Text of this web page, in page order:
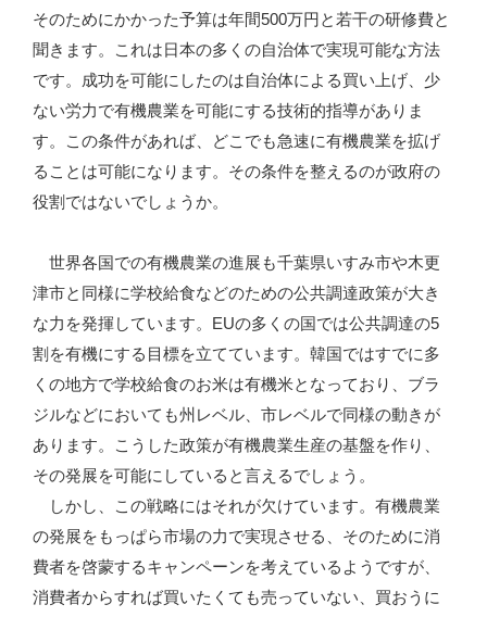
そのためにかかった予算は年間500万円と若干の研修費と
聞きます。これは日本の多くの自治体で実現可能な方法
です。成功を可能にしたのは自治体による買い上げ、少
ない労力で有機農業を可能にする技術的指導がありま
す。この条件があれば、どこでも急速に有機農業を拡げ
ることは可能になります。その条件を整えるのが政府の
役割ではないでしょうか。
世界各国での有機農業の進展も千葉県いすみ市や木更
津市と同様に学校給食などのための公共調達政策が大き
な力を発揮しています。EUの多くの国では公共調達の5
割を有機にする目標を立てています。韓国ではすでに多
くの地方で学校給食のお米は有機米となっており、ブラ
ジルなどにおいても州レベル、市レベルで同様の動きが
あります。こうした政策が有機農業生産の基盤を作り、
その発展を可能にしていると言えるでしょう。
しかし、この戦略にはそれが欠けています。有機農業
の発展をもっぱら市場の力で実現させる、そのために消
費者を啓蒙するキャンペーンを考えているようですが、
消費者からすれば買いたくても売っていない、買おうに